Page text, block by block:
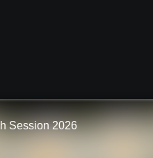
Session 2026